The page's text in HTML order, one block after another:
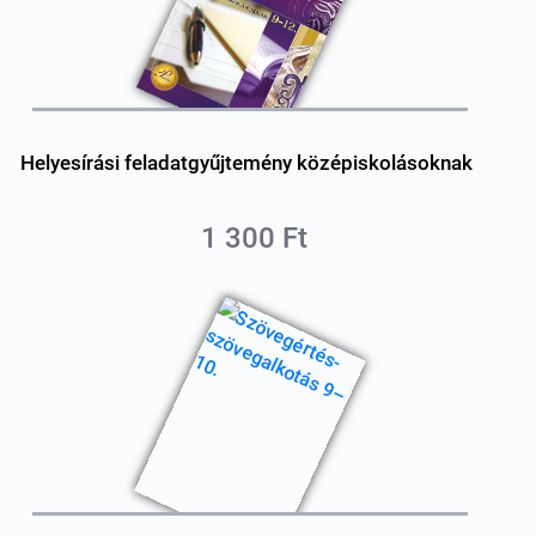
Helyesírási feladatgyűjtemény középiskolásoknak
1 300 Ft